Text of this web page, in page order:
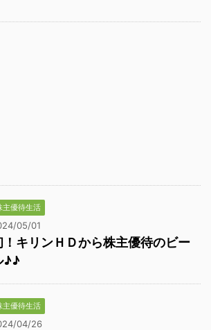
主優待生活
05/01
！キリンＨＤから株主優待のビー
♪♪
主優待生活
04/26